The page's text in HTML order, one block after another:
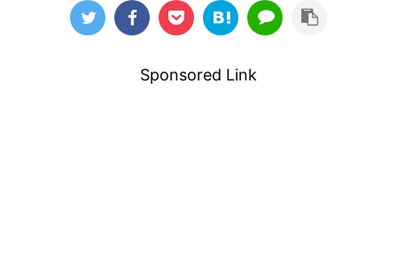
Sponsored Link